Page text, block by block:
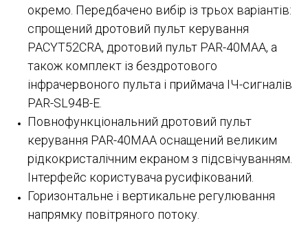
окремо. Передбачено вибір із трьох варіантів:
спрощений дротовий пульт керування
PACYT52CRA, дротовий пульт PAR-40MAA, а
також комплект із бездротового
інфрачервоного пульта і приймача ІЧ-сигналів
PAR-SL94B-E.
Повнофункціональний дротовий пульт
керування PAR-40MAA оснащений великим
рідкокристалічним екраном з підсвічуванням.
Інтерфейс користувача русифікований.
Горизонтальне і вертикальне регулювання
напрямку повітряного потоку.